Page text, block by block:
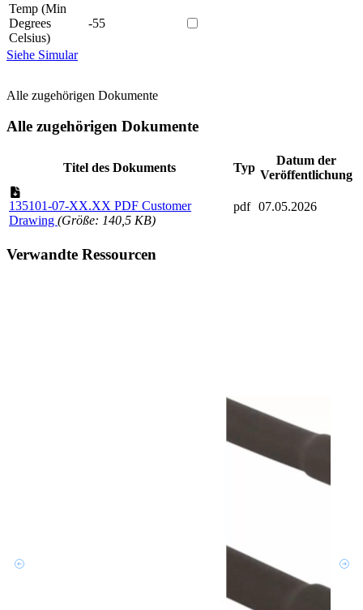
Temp (Min
Degrees
Celsius)
-55
Siehe Simular
Alle zugehörigen Dokumente
Alle zugehörigen Dokumente
Titel des Dokuments Typ
Datum der
Veröffentlichung
135101-07-XX.XX PDF Customer
Drawing (Größe: 140,5 KB)
pdf 07.05.2026
Verwandte Ressourcen